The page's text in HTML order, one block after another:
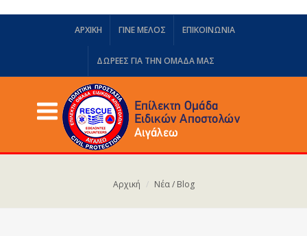
ΑΡΧΙΚΗ ΓΙΝΕ ΜΕΛΟΣ ΕΠΙΚΟΙΝΩΝΙΑ
ΔΩΡΕΈΣ ΓΙΑ ΤΗΝ ΟΜΆΔΑ ΜΑΣ
Αρχική Νέα / Blog